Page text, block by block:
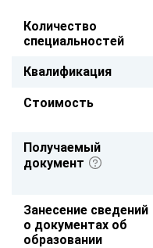
Количество
специальностей
Квалификация
Стоимость
Получаемый
документ
Занесение сведений
о документах об
образовании